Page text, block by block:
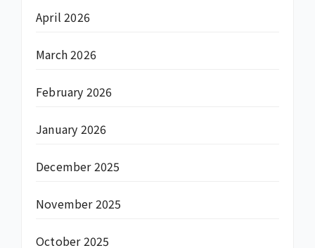
April 2026
March 2026
February 2026
January 2026
December 2025
November 2025
October 2025